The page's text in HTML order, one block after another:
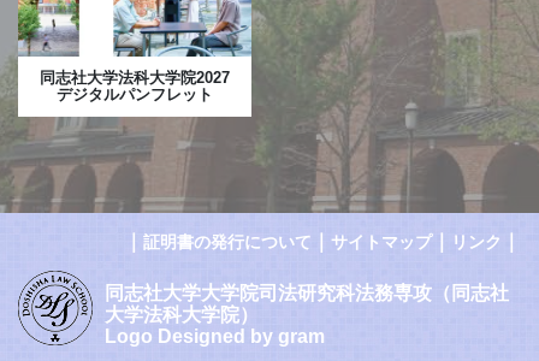
同志社大学法科大学院2027
デジタルパンフレット
証明書の発行について サイトマップ｜ リンク
同志社大学大学院司法研究科法務専攻（同志社
大学法科大学院）
Logo Designed by gram